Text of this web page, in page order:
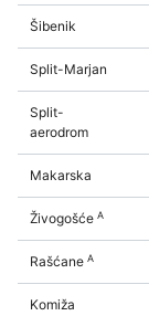
Šibenik
Split-Marjan
Split-
aerodrom
Makarska
Živogošće A
Rašćane A
Komiža